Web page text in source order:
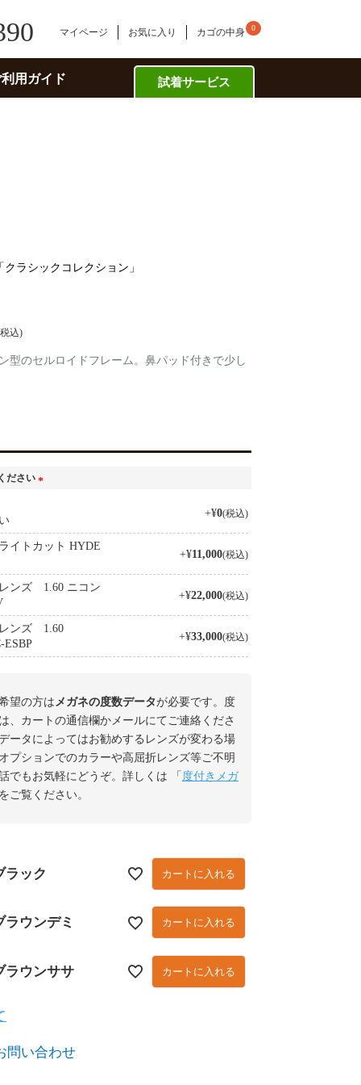
マイページ お気に入り カゴの中身 0
用ガイド 試着サービス
ラシックコレクション」
税込
型のセルロイドフレーム。鼻パッド付きで少し
ださい
須
)
+¥0 税込
イトカット HYDE
+¥11,000 税込
ンズ 1.60 ニコン
+¥22,000 税込
ンズ 1.60
ESBP
+¥33,000 税込
望の方はメガネの度数データが必要です。度
、カートの通信欄かメールにてご連絡くださ
ータによってはお勧めするレンズが変わる場
プションでのカラーや高屈折レンズ等ご不明
でもお気軽にどうぞ。詳しくは 「 度付きメガ
ご覧ください。
ック カートに入れる
ウンデミ カートに入れる
ウンササ カートに入れる
問い合わせ